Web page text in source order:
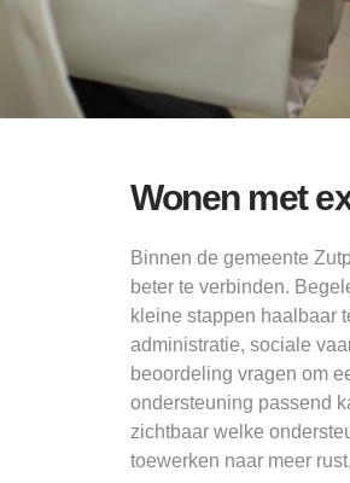
Wonen met
Binnen de gemeente
beter te verbinden.
kleine stappen haalbaar
administratie, sociale
beoordeling vragen om
ondersteuning passend
zichtbaar welke
toewerken naar meer